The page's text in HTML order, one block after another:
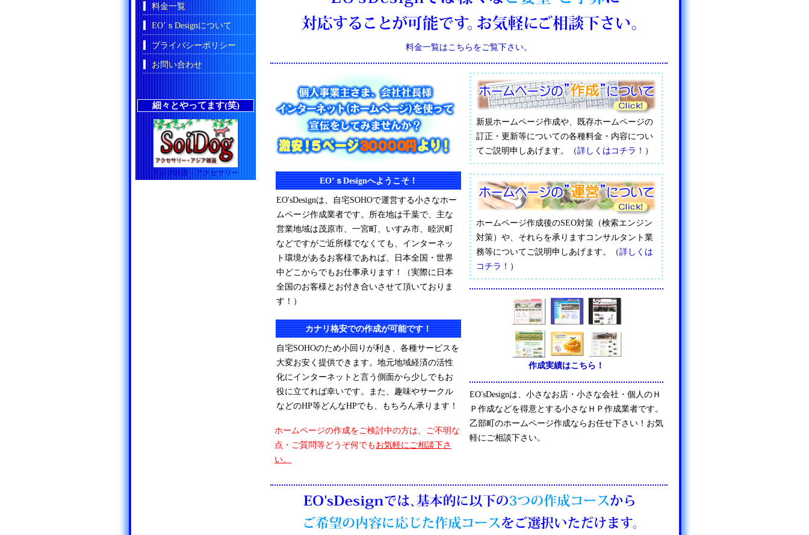
料金一覧はこちらをご覧下さい。
EO’ｓDesignへようこそ！
EO'sDesignは、自宅SOHOで運営する小さなホー
ムページ作成業者です。所在地は千葉で、主な
営業地域は茂原市、一宮町、いすみ市、睦沢町
などですがご近所様でなくても、インターネッ
ト環境があるお客様であれば、日本全国・世界
中どこからでもお仕事承ります！（実際に日本
全国のお客様とお付き合いさせて頂いておりま
す！）
カナリ格安での作成が可能です！
自宅SOHOのため小回りが利き、各種サービスを
大変お安く提供できます。地元地域経済の活性
化にインターネットと言う側面から少しでもお
役に立てれば幸いです。また、趣味やサークル
などのHP等どんなHPでも、もちろん承ります！
ホームページの作成をご検討中の方は、ご不明な
点・ご質問等どうぞ何でもお気軽にご相談下さ
い。
新規ホームページ作成や、既存ホームページの
訂正・更新等についての各種料金・内容につい
てご説明申しあげます。（詳しくはコチラ！ ）
ホームページ作成後のSEO対策（検索エンジン
対策）や、それらを承りますコンサルタント業
務等についてご説明申しあげます。（詳しくは
コチラ！ ）
作成実績はこちら！
EO'sDesignは、小さなお店・小さな会社・個人のＨ
Ｐ作成などを得意とする小さなＨＰ作成業者です。
乙部町のホームページ作成ならお任せ下さい！お気
軽にご相談下さい。
料金一覧
EO’ｓDesignについて
プライバシーポリシー
お問い合わせ
細々とやってます(笑)
アジア雑貨・アクセサリー